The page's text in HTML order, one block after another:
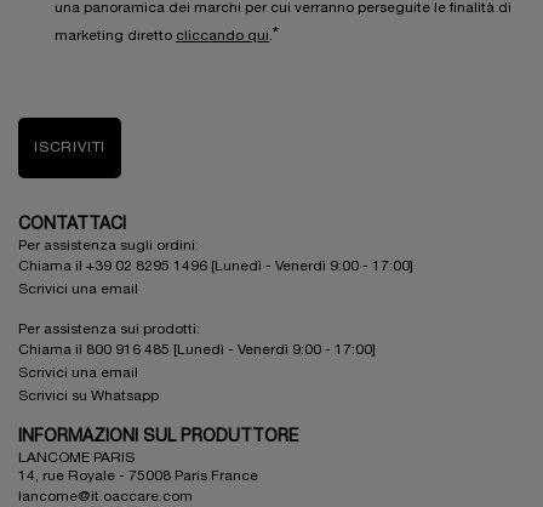
una panoramica dei marchi per cui verranno perseguite le finalità di
marketing diretto cliccando qui *
ISCRIVITI
CONTATTACI
Per assistenza sugli ordini:
Chiama il +39 02 8295 1496 [Lunedì - Venerdì 9:00 - 17:00]
Scrivici una email
Per assistenza sui prodotti:
Chiama il 800 916 485 [Lunedì - Venerdì 9:00 - 17:00]
Scrivici una email
Scrivici su Whatsapp
INFORMAZIONI SUL PRODUTTORE
LANCOME PARIS
14, rue Royale - 75008 Paris France
lancome@it.oaccare.com